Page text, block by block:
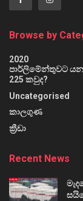
Browse by
2020
පාර්ලිමේන්තුවට යන
225 කවුද?
Uncategorised
කාලගුණ
ක්‍රීඩා
Recent News